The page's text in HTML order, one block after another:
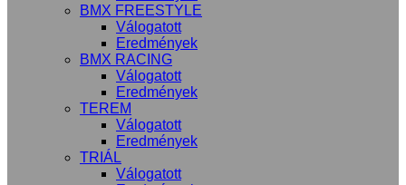
BMX FREESTYLE
Válogatott
Eredmények
BMX RACING
Válogatott
Eredmények
TEREM
Válogatott
Eredmények
TRIÁL
Válogatott